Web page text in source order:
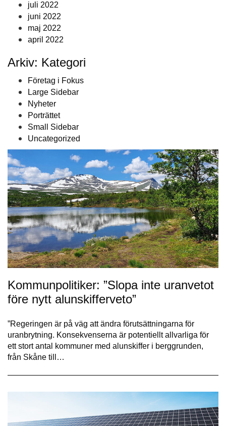
juli 2022
juni 2022
maj 2022
april 2022
Arkiv: Kategori
Företag i Fokus
Large Sidebar
Nyheter
Porträttet
Small Sidebar
Uncategorized
Kommunpolitiker: ”Slopa inte uranvetot
före nytt alunskifferveto”
”Regeringen är på väg att ändra förutsättningarna för
uranbrytning. Konsekvenserna är potentiellt allvarliga för
ett stort antal kommuner med alun­skiffer i berg­grunden,
från Skåne till…